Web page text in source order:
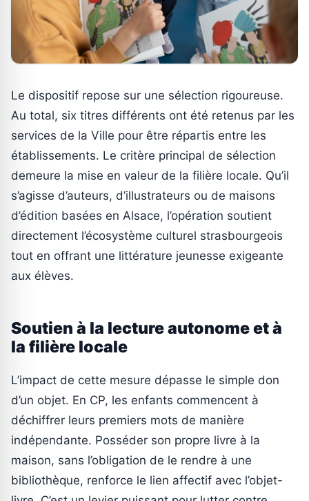
Le dispositif repose sur une sélection rigoureuse.
Au total, six titres différents ont été retenus par les
services de la Ville pour être répartis entre les
établissements. Le critère principal de sélection
demeure la mise en valeur de la filière locale. Qu’il
s’agisse d’auteurs, d’illustrateurs ou de maisons
d’édition basées en Alsace, l’opération soutient
directement l’écosystème culturel strasbourgeois
tout en offrant une littérature jeunesse exigeante
aux élèves.
Soutien à la lecture autonome et à
la filière locale
L’impact de cette mesure dépasse le simple don
d’un objet. En CP, les enfants commencent à
déchiffrer leurs premiers mots de manière
indépendante. Posséder son propre livre à la
maison, sans l’obligation de le rendre à une
bibliothèque, renforce le lien affectif avec l’objet-